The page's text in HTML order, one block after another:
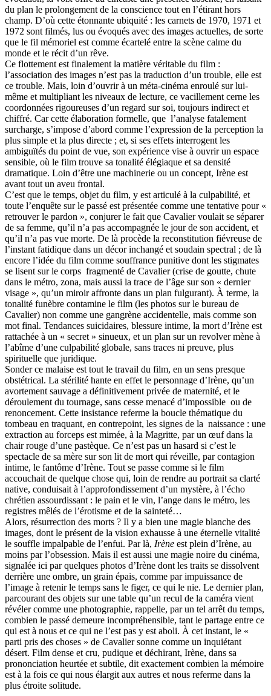
du plan le prolongement de la conscience tout en l’étirant hors
champ. D’où cette étonnante ubiquité : les carnets de 1970, 1971 et
1972 sont filmés, lus ou évoqués avec des images actuelles, de sorte
que le fil mémoriel est comme écartelé entre la scène calme du
monde et le récit d’un rêve.
Ce flottement est finalement la matière véritable du film :
l’association des images n’est pas la traduction d’un trouble, elle est
ce trouble. Mais, loin d’ouvrir à un méta-cinéma enroulé sur lui-
même et multipliant les niveaux de lecture, ce vacillement cerne les
coordonnées rigoureuses d’un regard sur soi, toujours indirect et
chiffré. Car cette élaboration formelle, que l’analyse fatalement
surcharge, s’impose d’abord comme l’expression de la perception la
plus simple et la plus directe ; et, si ses effets interrogent les
ambiguïtés du point de vue, son expérience vise à ouvrir un espace
sensible, où le film trouve sa tonalité élégiaque et sa densité
dramatique. Loin d’être une machinerie ou un concept, Irène est
avant tout un aveu frontal.
C’est que le temps, objet du film, y est articulé à la culpabilité, et
toute l’enquête sur le passé est présentée comme une tentative pour «
retrouver le pardon », conjurer le fait que Cavalier voulait se séparer
de sa femme, qu’il n’a pas accompagnée le jour de son accident, et
qu’il n’a pas vue morte. De là procède la reconstitution fiévreuse de
l’instant fatidique dans un décor inchangé et soudain spectral ; de là
encore l’idée du film comme souffrance punitive dont les stigmates
se lisent sur le corps fragmenté de Cavalier (crise de goutte, chute
dans le métro, zona, mais aussi la trace de l’âge sur son « dernier
visage », qu’un miroir affronte dans un plan fulgurant). À terme, la
tonalité funèbre contamine le film (les photos sur le bureau de
Cavalier) non comme une gangrène accidentelle, mais comme son
mot final. Tendances suicidaires, blessure intime, la mort d’Irène est
rattachée à un « secret » sinueux, et un plan sur un revolver mène à
l’abîme d’une culpabilité globale, sans traces ni preuve, plus
spirituelle que juridique.
Sonder ce malaise est tout le travail du film, en un sens presque
obstétrical. La stérilité hante en effet le personnage d’Irène, qu’un
avortement sauvage a définitivement privée de maternité, et le
déroulement du tournage, sans cesse menacé d’impossible ou de
renoncement. Cette insistance referme la boucle thématique du
tombeau en traquant, en contrepoint, les signes de la naissance : une
extraction au forceps est mimée, à la Magritte, par un œuf dans la
chair rouge d’une pastèque. Ce n’est pas un hasard si c’est le
spectacle de sa mère sur son lit de mort qui réveille, par contagion
intime, le fantôme d’Irène. Tout se passe comme si le film
accouchait de quelque chose qui, loin de rendre au portrait sa clarté
native, conduisait à l’approfondis­sement d’un mystère, à l’écho
chrétien assourdissant : le pain et le vin, l’ange dans le métro, les
registres mêlés de l’érotisme et de la sainteté…
Alors, résurrection des morts ? Il y a bien une magie blanche des
images, dont le présent de la vision exhausse à une éternelle vitalité
le souffle impalpable de l’enfui. Par là, Irène est plein d’Irène, au
moins par l’obsession. Mais il est aussi une magie noire du cinéma,
signalée ici par quelques photos d’Irène dont les traits se dissolvent
derrière une ombre, un grain épais, comme par impuissance de
l’image à retenir le temps sans le figer, ce qui le nie. Le dernier plan,
parcourant des objets sur une table qu’un recul de la caméra vient
révéler comme une photographie, rappelle, par un tel arrêt du temps,
combien le passé demeure incompréhensible, tant le partage entre ce
qui est à nous et ce qui ne l’est pas y est aboli. À cet instant, le «
parti pris des choses » de Cavalier sonne comme un inquiétant
désert. Film dense et cru, pudique et déchirant, Irène, dans sa
prononciation heurtée et subtile, dit exactement combien la mémoire
est à la fois ce qui nous élargit aux autres et nous referme dans la
plus étroite solitude.